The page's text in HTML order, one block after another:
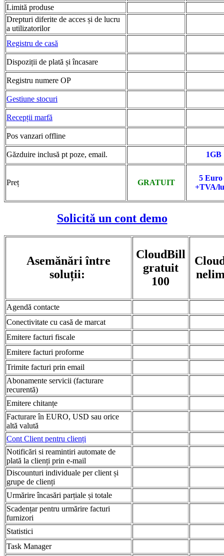
Limită produse
Drepturi diferite de acces și de lucru
a utilizatorilor
Registru de casă
Dispoziții de plată și încasare
Registru numere OP
Gestiune stocuri
Recepții marfă
Pos vanzari offline
Găzduire inclusă pt poze, email. 1GB
Preț GRATUIT
5
+TVA/
Solicită un cont demo
Asemănări între
soluții:
CloudBill
gratuit
100
Agendă contacte
Conectivitate cu casă de marcat
Emitere facturi fiscale
Emitere facturi proforme
Trimite facturi prin email
Abonamente servicii (facturare
recurentă)
Emitere chitanțe
Facturare în EURO, USD sau orice
altă valută
Cont Client pentru clienți
Notificări si reamintiri automate de
plată la clienți prin e-mail
Discounturi individuale per client și
grupe de clienți
Urmărire încasări parțiale și totale
Scadențar pentru urmărire facturi
furnizori
Statistici
Task Manager